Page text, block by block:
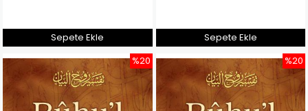
Sepete Ekle Sepete Ekle
%20 %20